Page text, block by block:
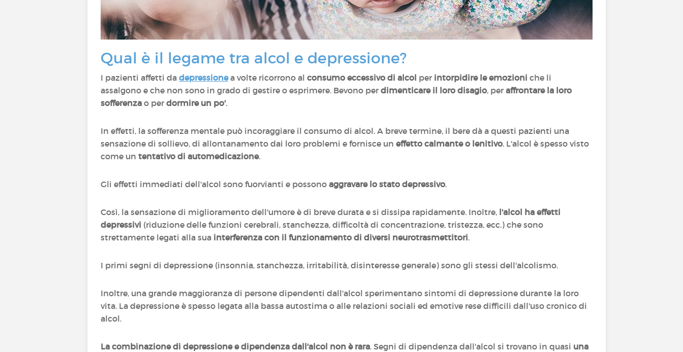
Qual è il legame tra alcol e depressione?
I pazienti affetti da depressionea volte ricorrono al consumo eccessivo di alcol per intorpidire le emozioni che li
assalgono e che non sono in grado di gestire o esprimere. Bevono per dimenticare il loro disagio, per affrontare la loro
sofferenza o per dormire un po'.
In effetti, la sofferenza mentale può incoraggiare il consumo di alcol. A breve termine, il bere dà a questi pazienti una
sensazione di sollievo, di allontanamento dai loro problemi e fornisce un effetto calmante o lenitivo. L'alcol è spesso visto
come un tentativo di automedicazione.
Gli effetti immediati dell'alcol sono fuorvianti e possono aggravare lo stato depressivo.
Così, la sensazione di miglioramento dell'umore è di breve durata e si dissipa rapidamente. Inoltre, l'alcol ha effetti
depressivi (riduzione delle funzioni cerebrali, stanchezza, difficoltà di concentrazione, tristezza, ecc.) che sono
strettamente legati alla sua interferenza con il funzionamento di diversi neurotrasmettitori.
I primi segni di depressione (insonnia, stanchezza, irritabilità, disinteresse generale) sono gli stessi dell'alcolismo.
Inoltre, una grande maggioranza di persone dipendenti dall'alcol sperimentano sintomi di depressione durante la loro
vita. La depressione è spesso legata alla bassa autostima o alle relazioni sociali ed emotive rese difficili dall'uso cronico di
alcol.
La combinazione di depressione e dipendenza dall'alcol non è rara. Segni di dipendenza dall'alcol si trovano in quasi una